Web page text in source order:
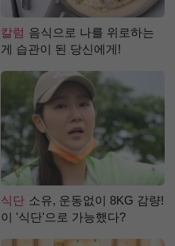
칼럼 음식으로 나를 위로하는
게 습관이 된 당신에게!
식단 소유, 운동없이 8KG 감량!
이 '식단'으로 가능했다?